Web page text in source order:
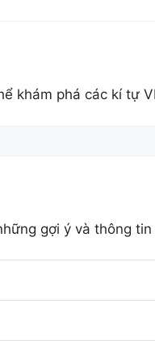
khám phá các kí tự
gợi ý và thông